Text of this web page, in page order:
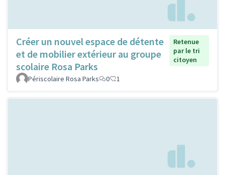
Créer un nouvel espace de détente
et de mobilier extérieur au groupe
scolaire Rosa Parks
Retenue
par le tri
citoyen
Périscolaire Rosa Parks 0 1